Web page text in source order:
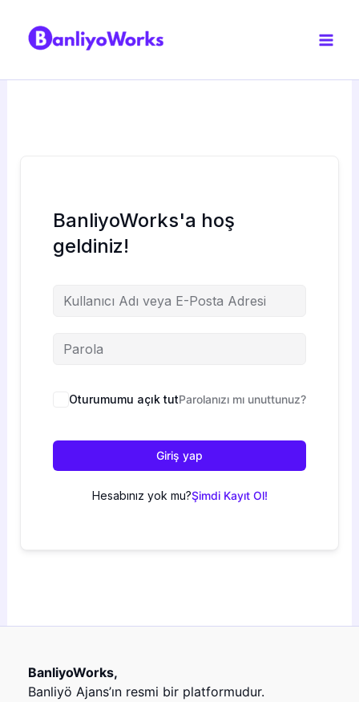
BanliyoWorks'a hoş
geldiniz!
Oturumumu açık tutParolanızı mı unuttunuz?
Giriş yap
Hesabınız yok mu?Şimdi Kayıt Ol!
BanliyoWorks,
Banliyö Ajans’ın resmi bir platformudur.